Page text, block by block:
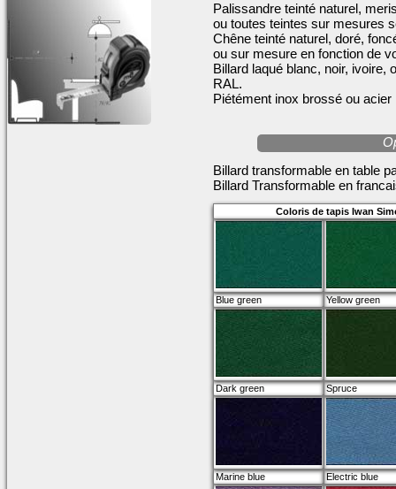
Palissandre teinté naturel,
ou toutes teintes sur mesures
Chêne teinté naturel, doré,
ou sur mesure en fonction de
Billard laqué blanc, noir, ivoire,
RAL.
Piétément inox brossé ou
Billard transformable en table
Billard Transformable en
Coloris de tapis Iwan
Blue green Yellow green
Dark green Spruce
Marine blue Electric blue